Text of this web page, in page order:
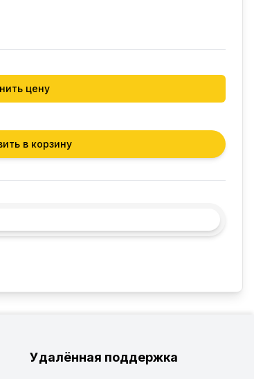
цену
в корзину
Удалённая поддержка